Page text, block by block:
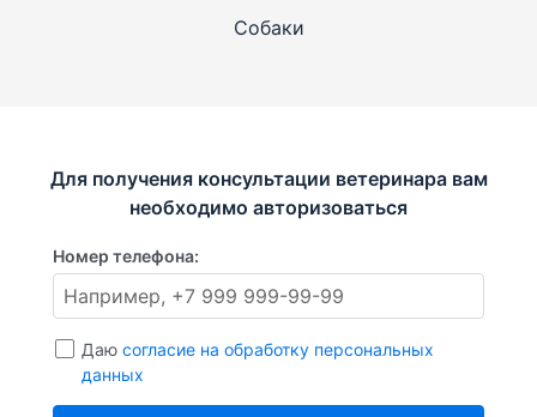
Собаки
Для получения консультации ветеринара вам
необходимо авторизоваться
Номер телефона:
Даю согласие на обработку персональных
данных